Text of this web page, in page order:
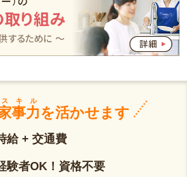
事力
スキル
を活かせます
給 + 交通費
験者OK！資格不要